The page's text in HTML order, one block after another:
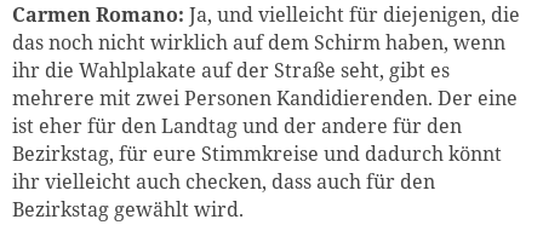
Carmen Romano: Ja, und vielleicht für diejenigen, die
das noch nicht wirklich auf dem Schirm haben, wenn
ihr die Wahlplakate auf der Straße seht, gibt es
mehrere mit zwei Personen Kandidierenden. Der eine
ist eher für den Landtag und der andere für den
Bezirkstag, für eure Stimmkreise und dadurch könnt
ihr vielleicht auch checken, dass auch für den
Bezirkstag gewählt wird.